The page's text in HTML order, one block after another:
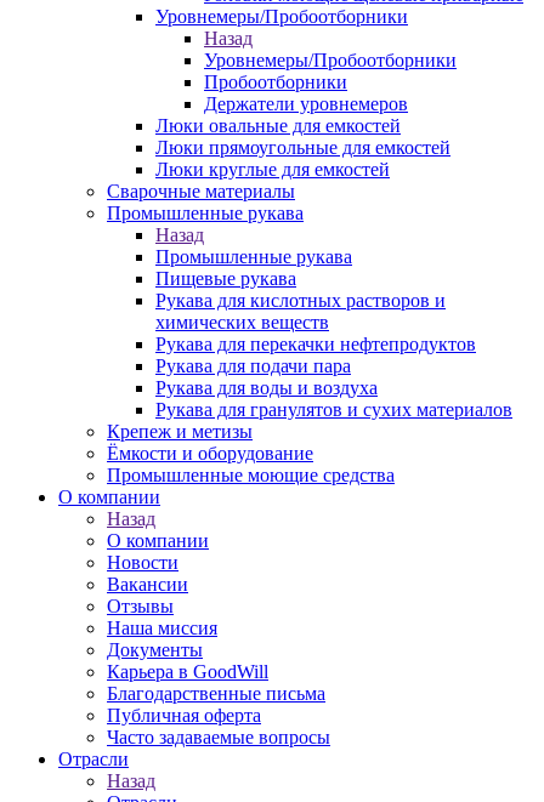
Уровнемеры/Пробоотборники
Назад
Уровнемеры/Пробоотборники
Пробоотборники
Держатели уровнемеров
Люки овальные для емкостей
Люки прямоугольные для емкостей
Люки круглые для емкостей
Сварочные материалы
Промышленные рукава
Назад
Промышленные рукава
Пищевые рукава
Рукава для кислотных растворов и
химических веществ
Рукава для перекачки нефтепродуктов
Рукава для подачи пара
Рукава для воды и воздуха
Рукава для гранулятов и сухих материалов
Крепеж и метизы
Ёмкости и оборудование
Промышленные моющие средства
О компании
Назад
О компании
Новости
Вакансии
Отзывы
Наша миссия
Документы
Карьера в GoodWill
Благодарственные письма
Публичная оферта
Часто задаваемые вопросы
Отрасли
Назад